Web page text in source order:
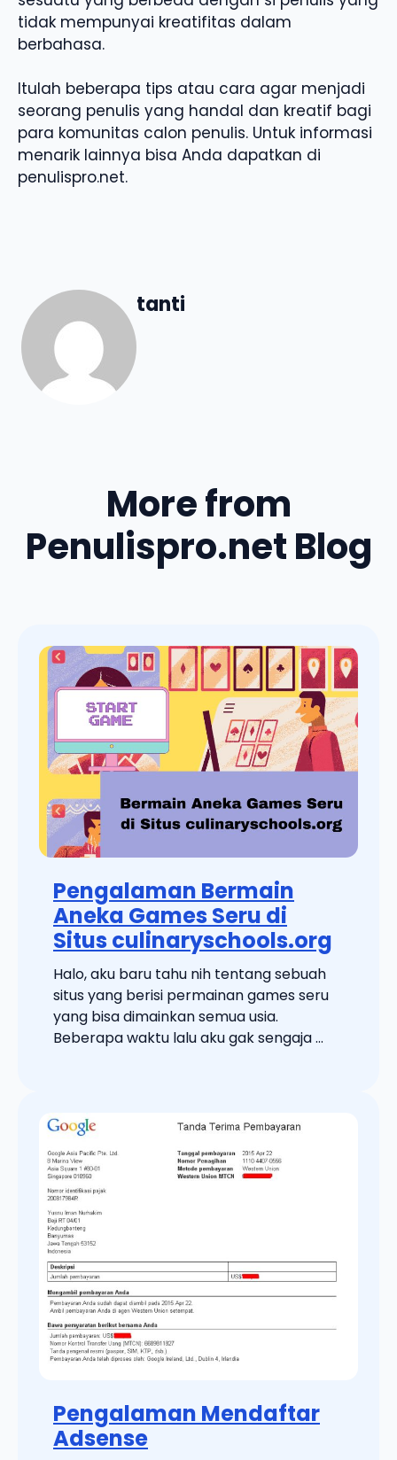
tidak mempunyai kreatifitas dalam
berbahasa.
Itulah beberapa tips atau cara agar menjadi
seorang penulis yang handal dan kreatif bagi
para komunitas calon penulis. Untuk informasi
menarik lainnya bisa Anda dapatkan di
penulispro.net.
tanti
More from
Penulispro.net Blog
Pengalaman Bermain
Aneka Games Seru di
Situs culinaryschools.org
Halo, aku baru tahu nih tentang sebuah
situs yang berisi permainan games seru
yang bisa dimainkan semua usia.
Beberapa waktu lalu aku gak sengaja ...
Pengalaman Mendaftar
Adsense